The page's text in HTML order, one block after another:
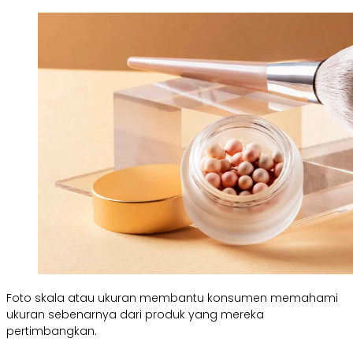
Foto skala atau ukuran membantu konsumen memahami
ukuran sebenarnya dari produk yang mereka
pertimbangkan.